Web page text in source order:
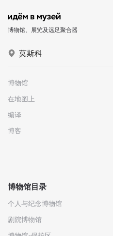
博物馆、展览及远足聚合器
莫斯科
博物馆
在地图上
编译
博客
博物馆目录
个人与纪念博物馆
剧院博物馆